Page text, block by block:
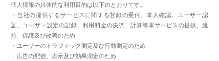
個人情報の具体的な利用目的は以下のとおりです。
・当社の提供するサービスに関する登録の受付、本人確認、ユーザー認
証、ユーザー設定の記録、利用料金の決済、計算等本サービスの提供、維
持、保護及び改善のため
・ユーザーのトラフィック測定及び行動測定のため
・広告の配信、表示及び効果測定のため